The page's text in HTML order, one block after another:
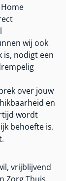
wij ook
is, nodigt een
over jouw
en
wordt
behoefte is.
vrijblijvend
Zorg Thuis